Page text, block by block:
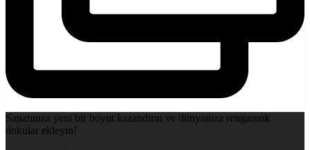
Sanatınıza yeni bir boyut kazandırın ve dünyanıza rengarenk
dokular ekleyin!